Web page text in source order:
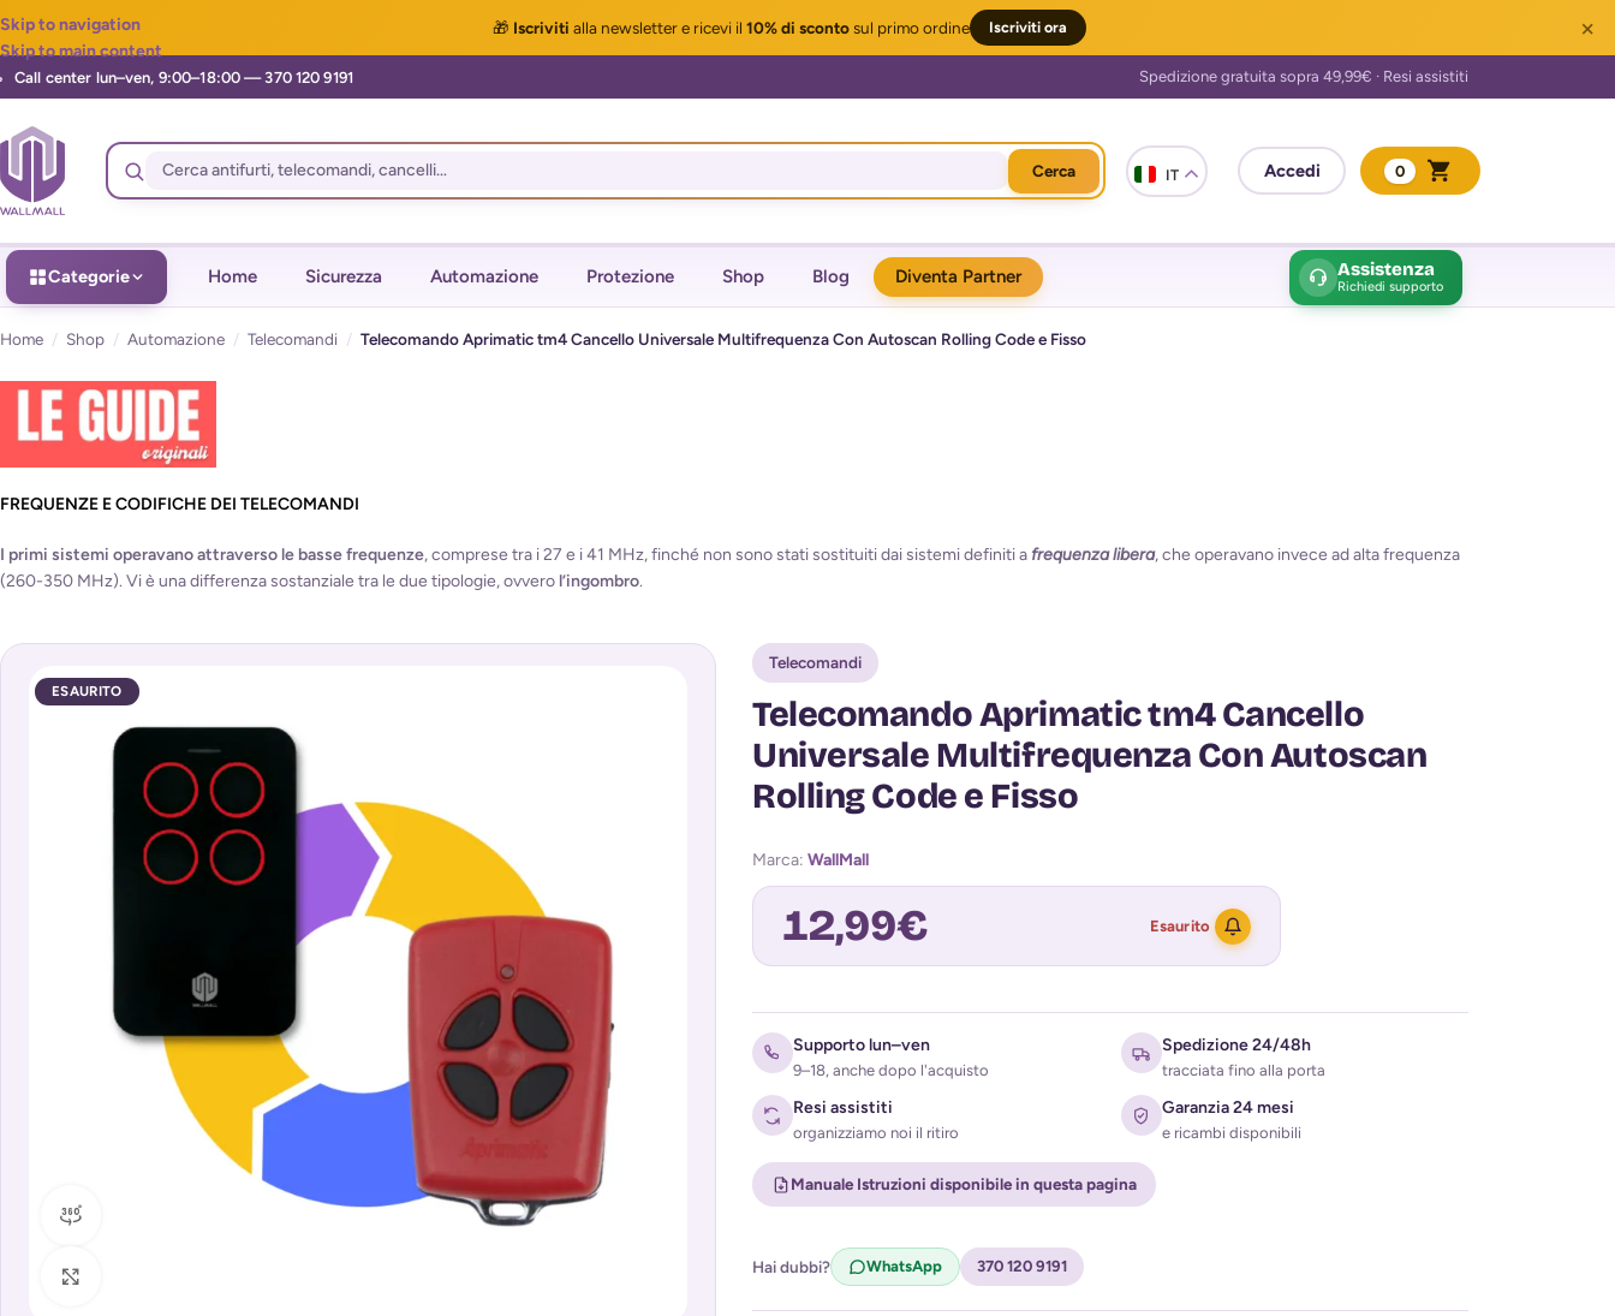
🎁 Iscriviti alla newslettere ricevi il 10% di scontosul primo ordine Iscriviti ora ×
Skip to navigation
Skip to main content
Cerca IT 0
Categorie Home Sicurezza Automazione Protezione Shop Blog Diventa Partner Assistenza
Richiedi supporto
Home / Shop / Automazione / Telecomandi / Telecomando Aprimatic tm4 Cancello Universale Multifrequenza Con Autoscan Rolling Code e Fisso
FREQUENZE E CODIFICHE DEI TELECOMANDI
I primi sistemi operavano attraverso le basse frequenze, comprese tra i 27 e i 41 MHz, finché non sono stati sostituiti dai sistemi definiti a frequenza libera, che operavano invece ad alta frequenza
(260-350 MHz). Vi è una differenza sostanziale tra le due tipologie, ovvero l’ingombro.
ESAURITO
Telecomandi
Telecomando Aprimatic tm4 Cancello
Universale Multifrequenza Con Autoscan
Rolling Code e Fisso
Marca: WallMall
12,99€ Esaurito
Acconsento al trattamento dei miei dati per ricevere l'avviso di disponibilità
Privacy Policy)
Supporto lun–ven
9–18, anche dopo l'acquisto
Spedizione 24/48h
tracciata fino alla porta
Resi assistiti
organizziamo noi il ritiro
Garanzia 24 mesi
e ricambi disponibili
Manuale Istruzioni disponibile in questa pagina
Hai dubbi? WhatsApp 370 120 9191